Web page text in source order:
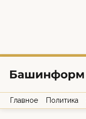
Главное Политика